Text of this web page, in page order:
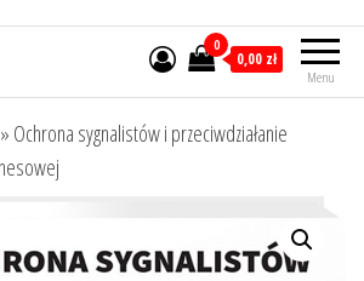
Menu
0
0,00 zł
» Ochrona sygnalistów i przeciwdziałanie